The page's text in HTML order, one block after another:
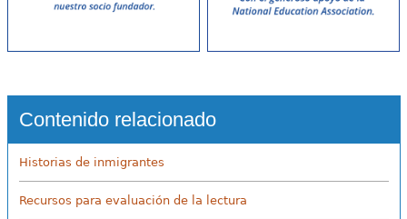
Contenido relacionado
Historias de inmigrantes
Recursos para evaluación de la lectura